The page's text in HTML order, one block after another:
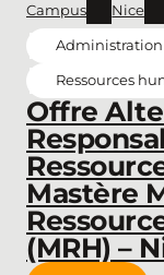
Offre
Mastère
(MRH) –
Campus Nice
Ressources